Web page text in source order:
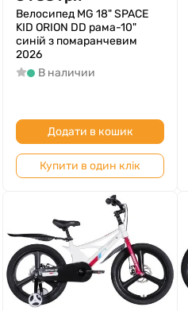
Велосипед MG 18" SPACE
KID ORION DD рама-10"
синiй з помаранчевим
2026
В наличии
Додати в кошик
Купити в один клік